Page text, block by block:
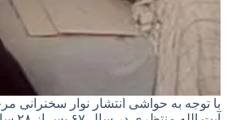
با توجه به حواشی انتشار نوار سخنرانی